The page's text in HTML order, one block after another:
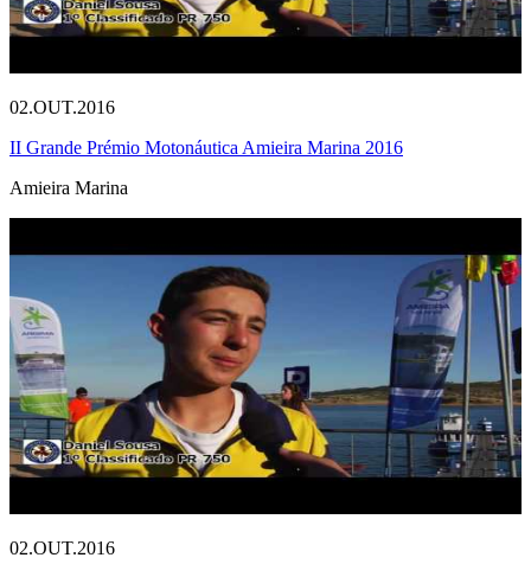
02.OUT.2016
II Grande Prémio Motonáutica Amieira Marina 2016
Amieira Marina
02.OUT.2016